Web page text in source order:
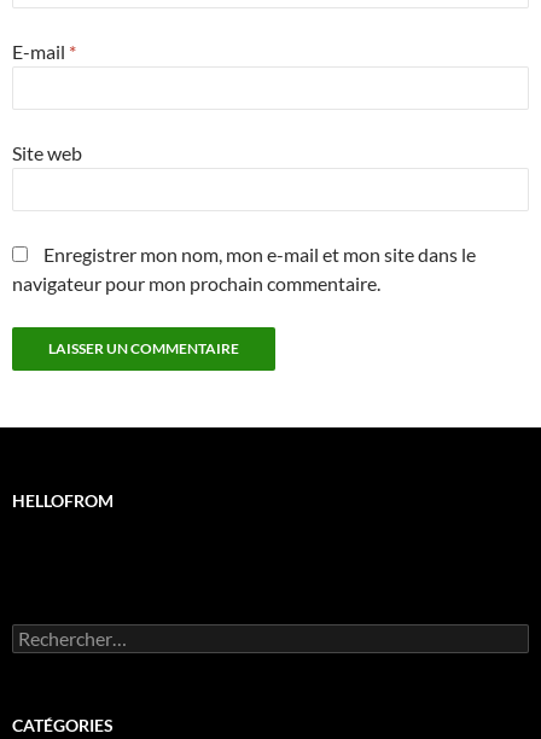
E-mail *
Site web
Enregistrer mon nom, mon e-mail et mon site dans le
navigateur pour mon prochain commentaire.
HELLOFROM
Rechercher :
CATÉGORIES